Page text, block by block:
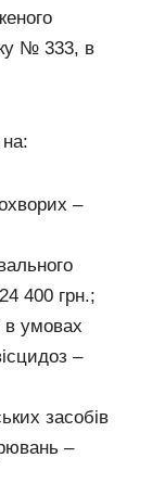
№ 333, в
–
400 грн.;
в умовах
–
засобів
–